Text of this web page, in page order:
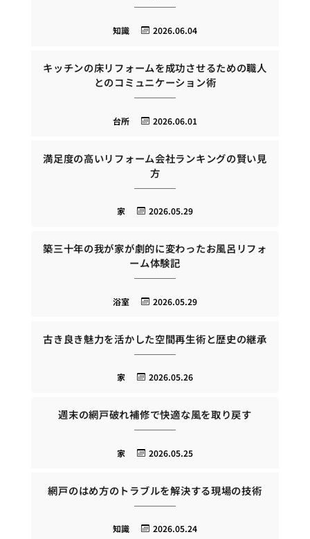
2026.06.04
知識
キッチンの床リフォームを成功させるための職人
とのコミュニケーション術
2026.06.01
台所
満足度の高いリフォーム会社ランキングの賢い見
方
2026.05.29
家
築三十年の我が家が劇的に変わったお風呂リフォ
ーム体験記
2026.05.29
浴室
古き良き魅力を活かした空間再生術と歴史の継承
2026.05.26
家
週末の網戸破れ補修で快適な風を取り戻す
2026.05.25
家
網戸のはめ方のトラブルを解決する現場の技術
2026.05.24
知識